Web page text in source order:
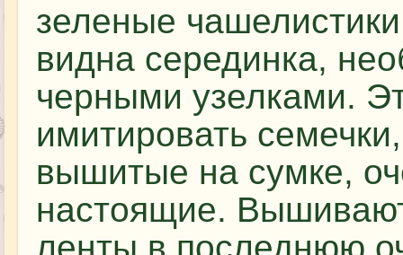
зеленые
видна серединка,
черными узелками.
имитировать
вышитые на сумке,
настоящие.